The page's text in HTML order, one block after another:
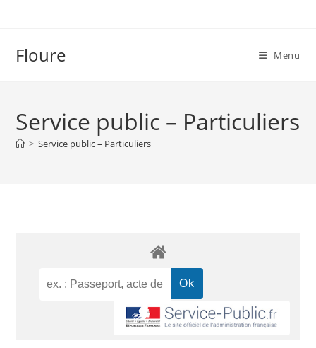
Floure Menu
Service public – Particuliers
> Service public – Particuliers